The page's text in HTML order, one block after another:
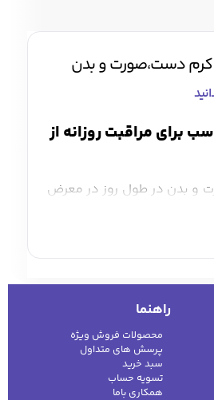
کرم دست،صورت و بدن
برای مراقبت روزانه از
و بدن در طول روز در معرض
دما، هوای خشک، نور
مختلف قرار می‌گیرد.
می‌تواند به حفظ رطوبت
کند. بااین‌حال، تمام کرم‌ها
محل استفاده، نوع پوست و
شود.
راهنما
محصولات فروش ویژه
پرسش های متداول
سبد خرید
تسویه حساب
همکاری باما